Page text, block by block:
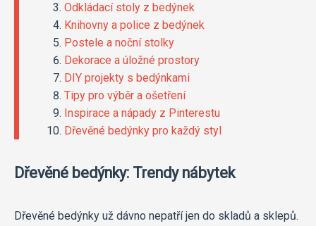
Odkládací stoly z bedýnek
Knihovny a police z bedýnek
Postele a noční stolky
Dekorace a úložné prostory
DIY projekty s bedýnkami
Tipy pro výběr a ošetření
Inspirace a nápady z Pinterestu
Dřevěné bedýnky pro každý styl
Dřevěné bedýnky: Trendy nábytek
Dřevěné bedýnky už dávno nepatří jen do skladů a sklepů.